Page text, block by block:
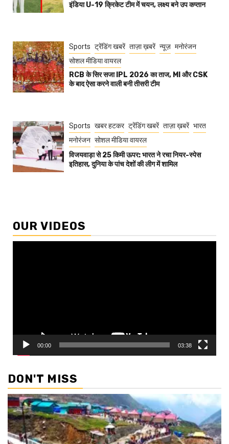
इंडिया U-19 क्रिकेट टीम में चयन, लक्ष्य बने उप कप्तान
Sports ट्रेंडिंग खबरें ताज़ा ख़बरें न्यूज़ मनोरंजन
सोशल मीडिया वायरल
RCB के सिर सजा IPL 2026 का ताज, MI और CSK
के बाद ऐसा करने वाली बनी तीसरी टीम
Sports खबर हटकर ट्रेंडिंग खबरें ताज़ा ख़बरें भारत
मनोरंजन सोशल मीडिया वायरल
विजयवाड़ा से 25 किमी ऊपर: भारत ने रचा नियर-स्पेस
इतिहास, दुनिया के पांच देशों की लीग में शामिल
OUR VIDEOS
00:00 03:38
DON'T MISS